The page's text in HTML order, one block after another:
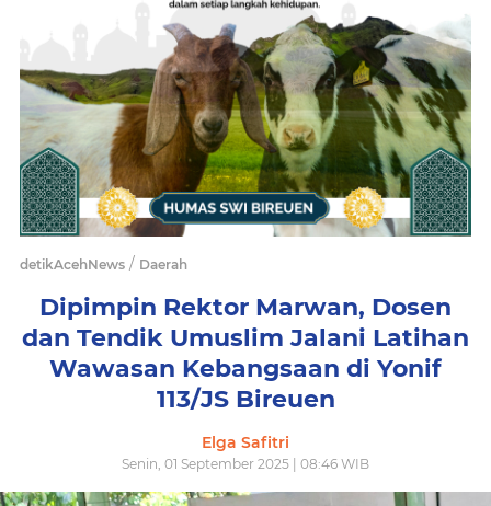
detikAcehNews / Daerah
Dipimpin Rektor Marwan, Dosen
dan Tendik Umuslim Jalani Latihan
Wawasan Kebangsaan di Yonif
113/JS Bireuen
Elga Safitri
Senin, 01 September 2025 | 08:46 WIB